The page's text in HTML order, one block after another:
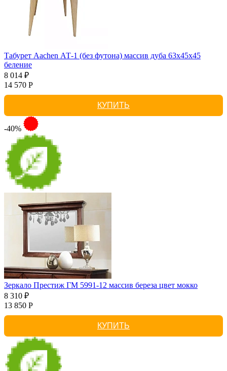
Табурет Aachen АТ-1 (без футона) массив дуба 63х45х45
беление
8 014 ₽
14 570 Р
КУПИТЬ
-40%
Зеркало Престиж ГМ 5991-12 массив береза цвет мокко
8 310 ₽
13 850 Р
КУПИТЬ